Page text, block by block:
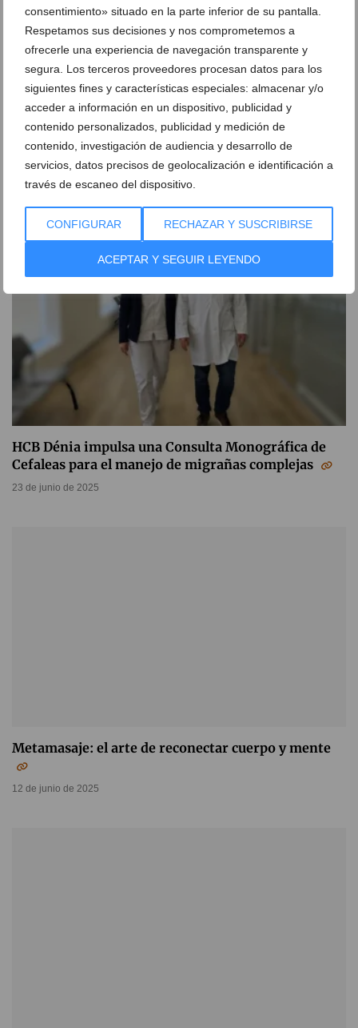
consentimiento» situado en la parte inferior de su pantalla.
Respetamos sus decisiones y nos comprometemos a
ofrecerle una experiencia de navegación transparente y
segura. Los terceros proveedores procesan datos para los
siguientes fines y características especiales: almacenar y/o
acceder a información en un dispositivo, publicidad y
contenido personalizados, publicidad y medición de
contenido, investigación de audiencia y desarrollo de
servicios, datos precisos de geolocalización e identificación a
través de escaneo del dispositivo.
CONFIGURAR RECHAZAR Y SUSCRIBIRSE
ACEPTAR Y SEGUIR LEYENDO
HCB Dénia consolida su liderazgo en la Marina Alta
en su tercer aniversario
10 de julio de 2025
HCB Dénia impulsa una Consulta Monográfica de
Cefaleas para el manejo de migrañas complejas
23 de junio de 2025
Metamasaje: el arte de reconectar cuerpo y mente
12 de junio de 2025